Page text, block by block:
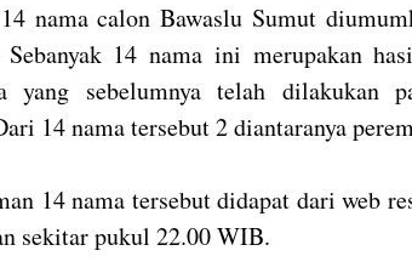
nama calon Bawaslu Sumut
14 nama ini merupakan
yang sebelumnya telah dilakukan
14 nama tersebut 2 diantaranya
14 nama tersebut didapat dari web
sekitar pukul 22.00 WIB.